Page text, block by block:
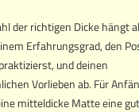
der richtigen Dicke hängt
Erfahrungsgrad, den
und deinen
Vorlieben ab. Für
mitteldicke Matte eine